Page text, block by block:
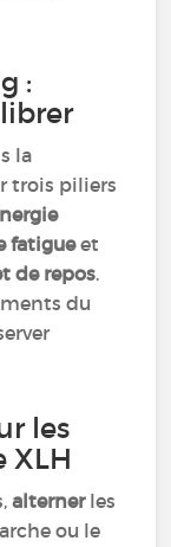
:
la
trois piliers
fatigueet
de repos.
du
les
XLH
alterner les
ou le